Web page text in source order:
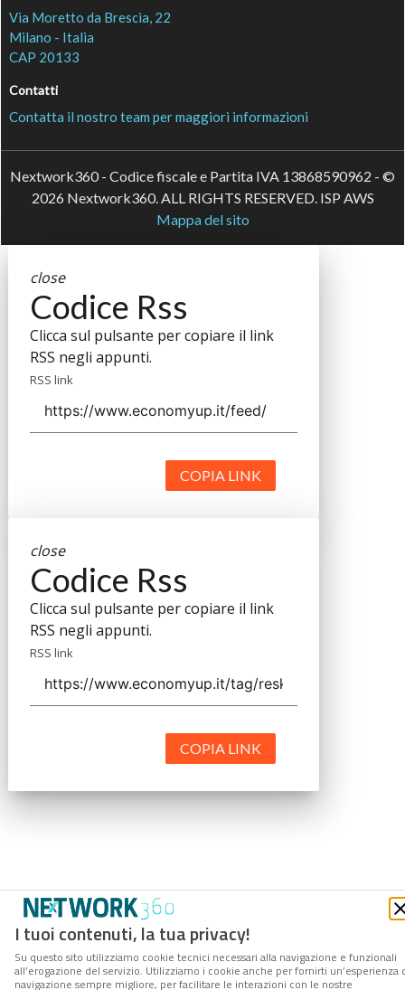
I tuoi contenuti, la tua privacy!
Su questo sito utilizziamo cookie tecnici necessari alla navigazione e funzionali
all’erogazione del servizio. Utilizziamo i cookie anche per fornirti un’esperienza
navigazione sempre migliore, per facilitare le interazioni con le nostre
Via Moretto da Brescia, 22
Milano - Italia
CAP 20133
Contatti
Contatta il nostro team per maggiori informazioni
Nextwork360 - Codice fiscale e Partita IVA 13868590962 - ©
2026 Nextwork360. ALL RIGHTS RESERVED. ISP AWS
Mappa del sito
close
Codice Rss
Clicca sul pulsante per copiare il link
RSS negli appunti.
RSS link
COPIA LINK
close
Codice Rss
Clicca sul pulsante per copiare il link
RSS negli appunti.
RSS link
COPIA LINK